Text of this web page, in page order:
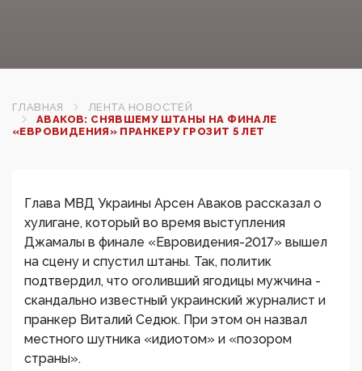
ГЛАВНАЯ
ЛЕНТА НОВОСТЕЙ
АВАКОВ: СНЯВШЕМУ ШТАНЫ НА ФИНАЛЕ
«ЕВРОВИДЕНИЯ» ПРАНКЕРУ ГРОЗИТ 5 ЛЕТ‍
Глава МВД Украины Арсен Аваков рассказал о
хулигане, который во время выступления
Джамалы в финале «Евровидения-2017» вышел
на сцену и спустил штаны. Так, политик
подтвердил, что оголивший ягодицы мужчина -
скандально известный украинский журналист и
пранкер Виталий Седюк. При этом он назвал
местного шутника «идиотом» и «позором
страны».